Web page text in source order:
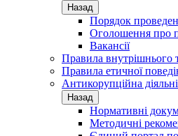
Назад
Порядок
Оголошення про
Вакансії
Правила внутрішнього
Правила етичної
Антикорупційна
Назад
Нормативні
Методичні